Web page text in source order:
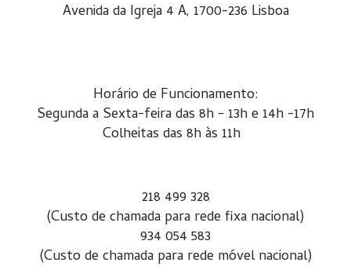
Avenida da Igreja 4 A, 1700-236 Lisboa
Horário de Funcionamento:
Segunda a Sexta-feira das 8h - 13h e 14h -17h
Colheitas das 8h às 11h
218 499 328
(Custo de chamada para rede fixa nacional)
934 054 583
(Custo de chamada para rede móvel nacional)